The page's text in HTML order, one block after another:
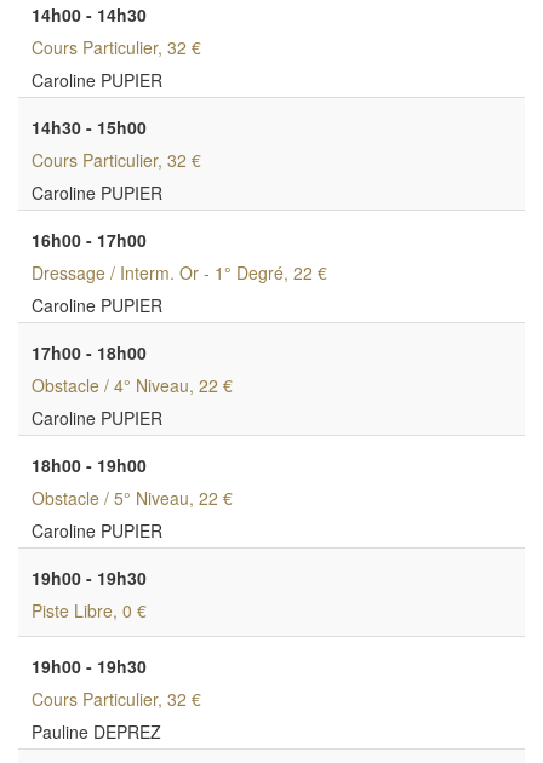
14h00 - 14h30
Cours Particulier, 32 €
Caroline PUPIER
14h30 - 15h00
Cours Particulier, 32 €
Caroline PUPIER
16h00 - 17h00
Dressage / Interm. Or - 1° Degré, 22 €
Caroline PUPIER
17h00 - 18h00
Obstacle / 4° Niveau, 22 €
Caroline PUPIER
18h00 - 19h00
Obstacle / 5° Niveau, 22 €
Caroline PUPIER
19h00 - 19h30
Piste Libre, 0 €
19h00 - 19h30
Cours Particulier, 32 €
Pauline DEPREZ